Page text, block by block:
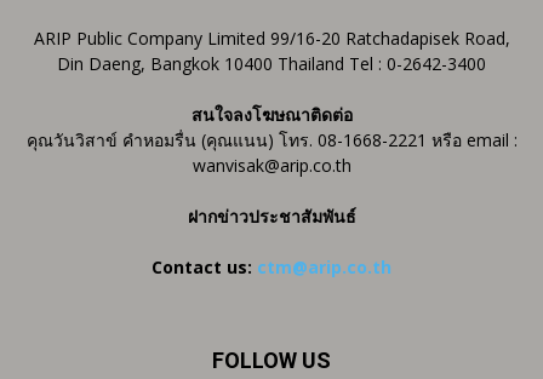
ARIP Public Company Limited 99/16-20 Ratchadapisek Road,
Din Daeng, Bangkok 10400 Thailand Tel : 0-2642-3400
สนใจลงโฆษณาติดต่อ
คุณวันวิสาข์ คำหอมรื่น (คุณแนน) โทร. 08-1668-2221 หรือ email :
wanvisak@arip.co.th
ฝากข่าวประชาสัมพันธ์
Contact us: ctm@arip.co.th
FOLLOW US